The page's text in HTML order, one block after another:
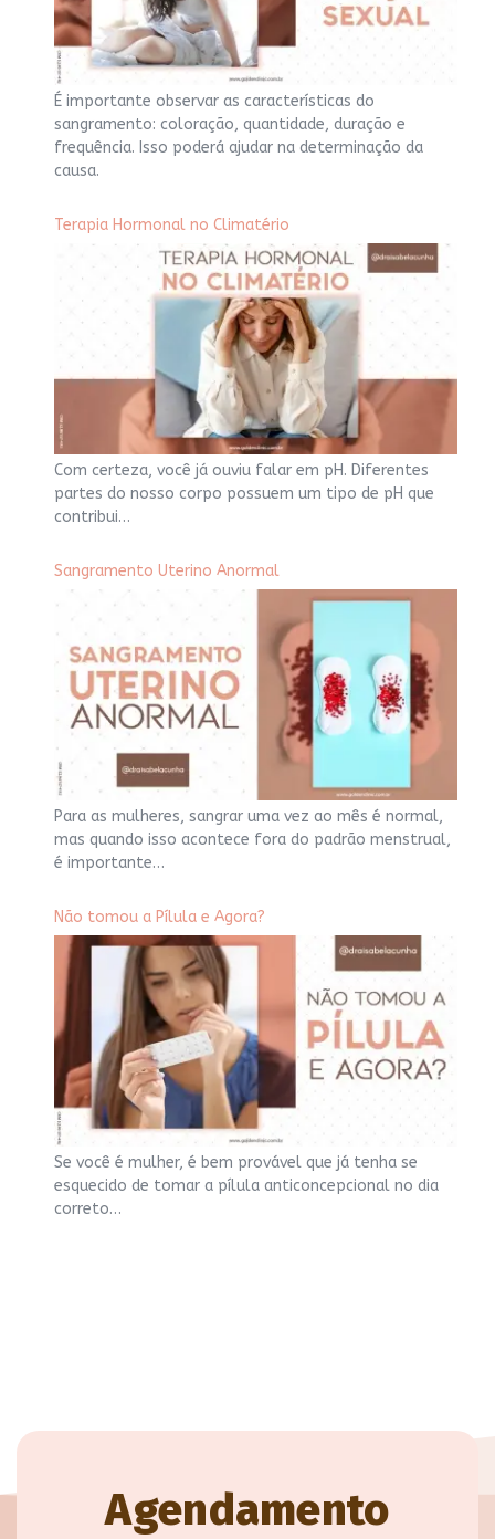
É importante observar as características do
sangramento: coloração, quantidade, duração e
frequência. Isso poderá ajudar na determinação da
causa.
Terapia Hormonal no Climatério
Com certeza, você já ouviu falar em pH. Diferentes
partes do nosso corpo possuem um tipo de pH que
contribui…
Sangramento Uterino Anormal
Para as mulheres, sangrar uma vez ao mês é normal,
mas quando isso acontece fora do padrão menstrual,
é importante…
Não tomou a Pílula e Agora?
Se você é mulher, é bem provável que já tenha se
esquecido de tomar a pílula anticoncepcional no dia
correto…
Agendamento